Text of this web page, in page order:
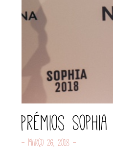
Prémios Sophia
- Março 26, 2018 -